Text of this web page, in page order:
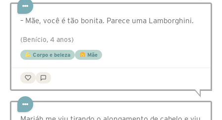
– Mãe, você é tão bonita. Parece uma Lamborghini.
(Benício, 4 anos)
Corpo e beleza Mãe